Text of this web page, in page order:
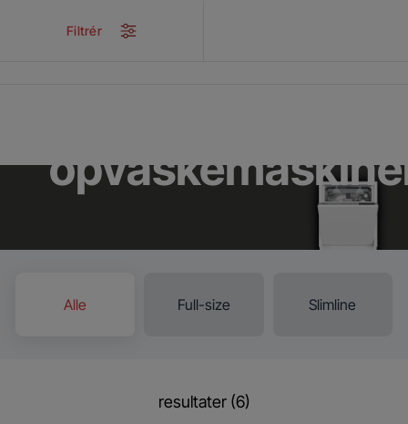
Køkken
Alle Full-size Slimline
resultater (6)
Filtrér